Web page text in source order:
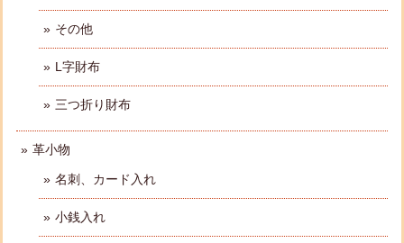
その他
L字財布
三つ折り財布
革小物
名刺、カード入れ
小銭入れ